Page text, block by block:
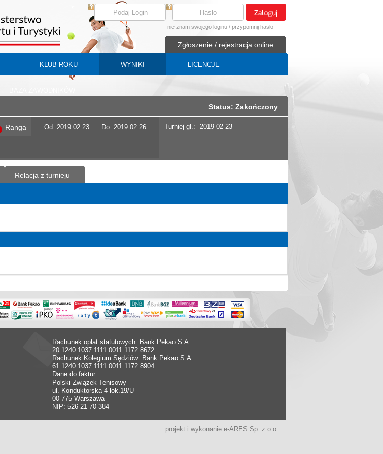
nie znam swojego loginu / przypomnij hasło
Zgłoszenie / rejestracja online
KLUB ROKU WYNIKI LICENCJE
Status: Zakończony
Ranga Od: 2019.02.23 Do: 2019.02.26 Turniej gł.: 2019-02-23
Relacja z turnieju
Rachunek opłat statutowych: Bank Pekao S.A.
20 1240 1037 1111 0011 1172 8672
Rachunek Kolegium Sędziów: Bank Pekao S.A.
61 1240 1037 1111 0011 1172 8904
Dane do faktur:
Polski Związek Tenisowy
ul. Konduktorska 4 lok.19/U
00-775 Warszawa
NIP: 526-21-70-384
projekt i wykonanie e-ARES Sp. z o.o.